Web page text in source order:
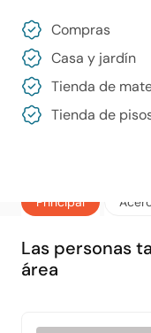
Principal
Compras
Casa y jardín
Tienda de
Tienda de
Las personas
área